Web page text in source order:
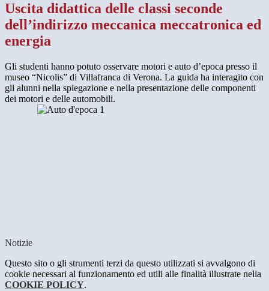
Uscita didattica delle classi seconde
dell’indirizzo meccanica meccatronica ed
energia
Gli studenti hanno potuto osservare motori e auto d’epoca presso il
museo “Nicolis” di Villafranca di Verona. La guida ha interagito con
gli alunni nella spiegazione e nella presentazione delle componenti
dei motori e delle automobili.
Notizie
Questo sito o gli strumenti terzi da questo utilizzati si avvalgono di
cookie necessari al funzionamento ed utili alle finalità illustrate nella
COOKIE POLICY.